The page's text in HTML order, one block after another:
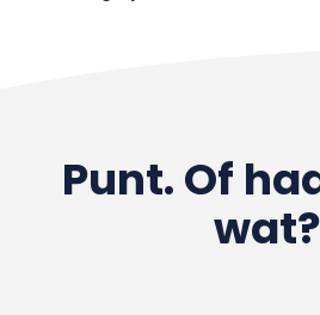
Punt. Of
wat?